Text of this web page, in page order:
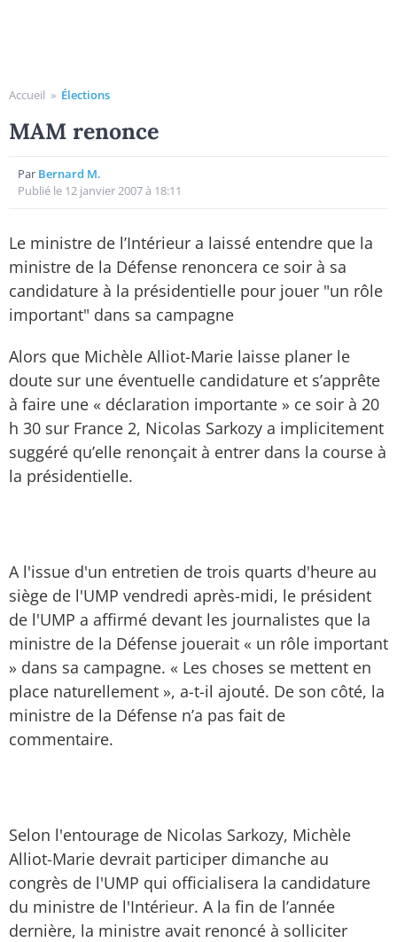
Accueil » Élections
MAM renonce
Par Bernard M.
Publié le 12 janvier 2007 à 18:11
Le ministre de l’Intérieur a laissé entendre que la
ministre de la Défense renoncera ce soir à sa
candidature à la présidentielle pour jouer "un rôle
important" dans sa campagne
Alors que Michèle Alliot-Marie laisse planer le
doute sur une éventuelle candidature et s’apprête
à faire une « déclaration importante » ce soir à 20
h 30 sur France 2, Nicolas Sarkozy a implicitement
suggéré qu’elle renonçait à entrer dans la course à
la présidentielle.
A l'issue d'un entretien de trois quarts d'heure au
siège de l'UMP vendredi après-midi, le président
de l'UMP a affirmé devant les journalistes que la
ministre de la Défense jouerait « un rôle important
» dans sa campagne. « Les choses se mettent en
place naturellement », a-t-il ajouté. De son côté, la
ministre de la Défense n’a pas fait de
commentaire.
Selon l'entourage de Nicolas Sarkozy, Michèle
Alliot-Marie devrait participer dimanche au
congrès de l'UMP qui officialisera la candidature
du ministre de l'Intérieur. A la fin de l’année
dernière, la ministre avait renoncé à solliciter